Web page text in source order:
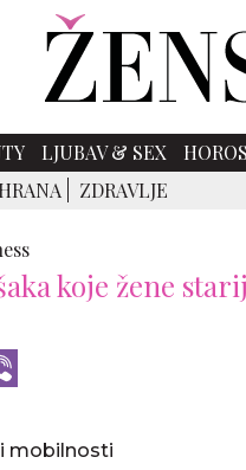
LJUBAV & SEX
ZDRAVLJE
koje žene
mobilnosti